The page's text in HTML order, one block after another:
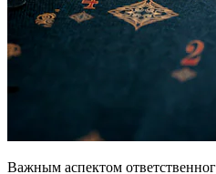
Важным аспектом